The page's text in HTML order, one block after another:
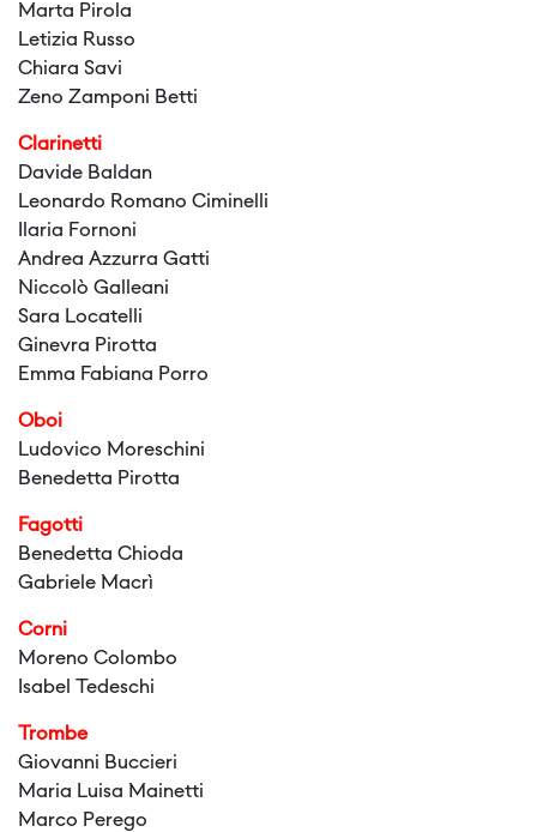
Marta Pirola
Letizia Russo
Chiara Savi
Zeno Zamponi Betti
Clarinetti
Davide Baldan
Leonardo Romano Ciminelli
Ilaria Fornoni
Andrea Azzurra Gatti
Niccolò Galleani
Sara Locatelli
Ginevra Pirotta
Emma Fabiana Porro
Oboi
Ludovico Moreschini
Benedetta Pirotta
Fagotti
Benedetta Chioda
Gabriele Macrì
Corni
Moreno Colombo
Isabel Tedeschi
Trombe
Giovanni Buccieri
Maria Luisa Mainetti
Marco Perego